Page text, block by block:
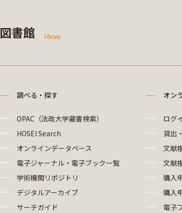
図書館 Library
調べる・探す
OPAC（法政大学蔵書検索）
HOSEI Search
オンラインデータベース
電子ジャーナル・電子ブック一覧
学術機関リポジトリ
デジタルアーカイブ
サーチガイド
オン
ログ
貸出
文献
文献
購入
購入
電子